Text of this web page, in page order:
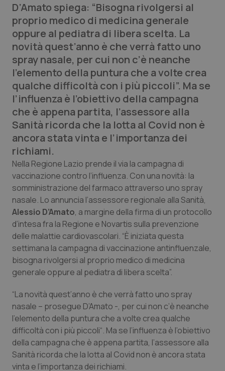
Lettere al direttore
Edizioni Regionali
QS Pro
Professionisti Sanitari.AI
Abruzzo
Basilicata
Calabria
Campania
Emilia-Romagna
Friuli Venezia Giulia
Liguria
Lombardia
Marche
QS Pro Gold
Artrite & artrosi
Asma & BPCO
Car-T
Colesterolo & coronaropatie
Dermatite Atopica
Diabete & glucometri
Disturbi dell’umore
Dolore
Donna & Salute
QS Club
D’Amato spiega: “Bisogna rivolgersi al
proprio medico di medicina generale
oppure al pediatra di libera scelta. La
novità quest’anno è che verrà fatto uno
spray nasale, per cui non c’è neanche
l’elemento della puntura che a volte crea
qualche difficoltà con i più piccoli”. Ma se
l’influenza è l’obiettivo della campagna
che è appena partita, l’assessore alla
Sanità ricorda che la lotta al Covid non è
ancora stata vinta e l’importanza dei
richiami.
Nella Regione Lazio prende il via la campagna di
vaccinazione contro l’influenza. Con una novità: la
somministrazione del farmaco attraverso uno spray
nasale. Lo annuncia l’assessore regionale alla Sanità,
Alessio D’Amato, a margine della firma di un protocollo
d’intesa fra la Regione e Novartis sulla prevenzione
delle malattie cardiovascolari. “È iniziata questa
settimana la campagna di vaccinazione antinfluenzale,
bisogna rivolgersi al proprio medico di medicina
generale oppure al pediatra di libera scelta”.
“La novità quest’anno è che verrà fatto uno spray
nasale – prosegue D’Amato -, per cui non c’è neanche
l’elemento della puntura che a volte crea qualche
difficoltà con i più piccoli“. Ma se l’influenza è l’obiettivo
della campagna che è appena partita, l’assessore alla
Sanità ricorda che la lotta al Covid non è ancora stata
vinta e l’importanza dei richiami.